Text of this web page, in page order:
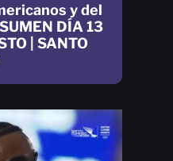
y del
DÍA 13
| SANTO